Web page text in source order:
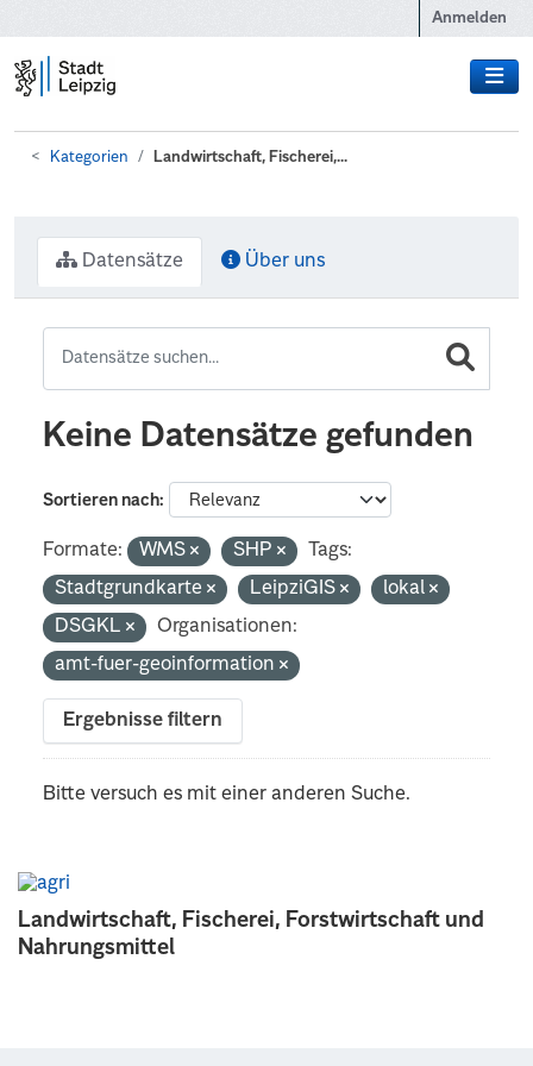
Anmelden
Kategorien Landwirtschaft, Fischerei,...
Landwirtschaft, Fischerei, Forstwirtschaft und
Nahrungsmittel
Datensätze Über uns
Keine Datensätze gefunden
Sortieren nach
Formate: WMS SHP
Tags:
Stadtgrundkarte
LeipziGIS
lokal
DSGKL
Organisationen:
amt-fuer-geoinformation
Ergebnisse filtern
Bitte versuch es mit einer anderen Suche.